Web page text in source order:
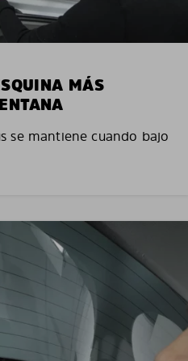
MÁS
se mantiene cuando bajo